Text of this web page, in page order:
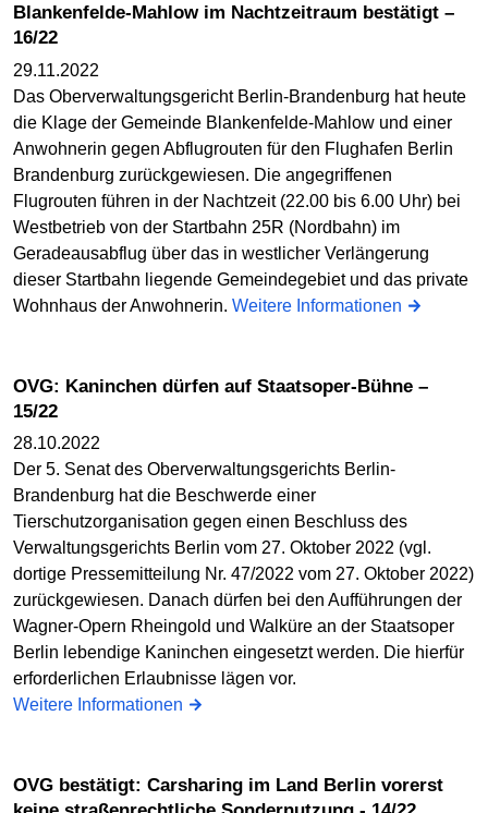
Blankenfelde-Mahlow im Nachtzeitraum bestätigt –
16/22
29.11.2022
Das Oberverwaltungsgericht Berlin-Brandenburg hat heute
die Klage der Gemeinde Blankenfelde-Mahlow und einer
Anwohnerin gegen Abflugrouten für den Flughafen Berlin
Brandenburg zurückgewiesen. Die angegriffenen
Flugrouten führen in der Nachtzeit (22.00 bis 6.00 Uhr) bei
Westbetrieb von der Startbahn 25R (Nordbahn) im
Geradeausabflug über das in westlicher Verlängerung
dieser Startbahn liegende Gemeindegebiet und das private
Wohnhaus der Anwohnerin. Weitere Informationen
OVG: Kaninchen dürfen auf Staatsoper-Bühne –
15/22
28.10.2022
Der 5. Senat des Oberverwaltungsgerichts Berlin-
Brandenburg hat die Beschwerde einer
Tierschutzorganisation gegen einen Beschluss des
Verwaltungsgerichts Berlin vom 27. Oktober 2022 (vgl.
dortige Pressemitteilung Nr. 47/2022 vom 27. Oktober 2022)
zurückgewiesen. Danach dürfen bei den Aufführungen der
Wagner-Opern Rheingold und Walküre an der Staatsoper
Berlin lebendige Kaninchen eingesetzt werden. Die hierfür
erforderlichen Erlaubnisse lägen vor.
Weitere Informationen
OVG bestätigt: Carsharing im Land Berlin vorerst